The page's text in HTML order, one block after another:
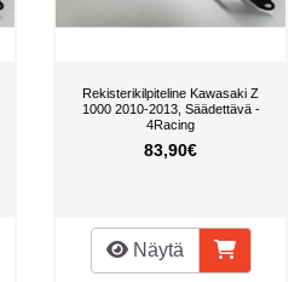
Rekisterikilpiteline Kawasaki Z
1000 2010-2013, Säädettävä -
4Racing
83,90€
Näytä